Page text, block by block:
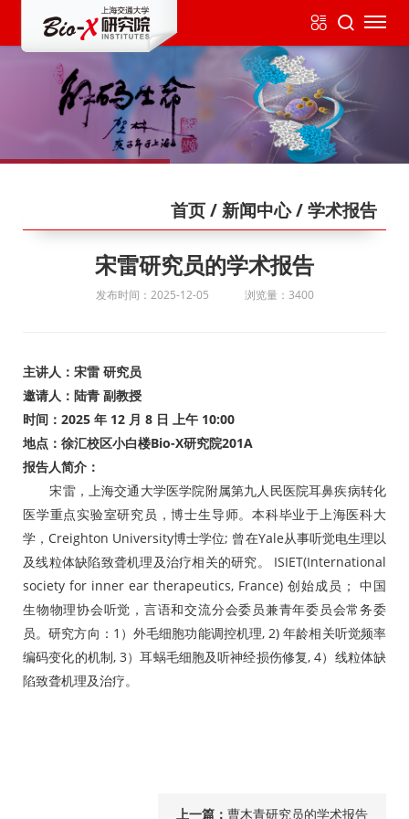
首页/ 新闻中心/ 学术报告
宋雷研究员的学术报告
发布时间：2025-12-05 浏览量：3400
主讲人：宋雷 研究员
邀请人：陆青 副教授
时间：2025 年 12 月 8 日 上午 10:00
地点：徐汇校区小白楼Bio-X研究院201A
报告人简介 ：
宋雷，上海交通大学医学院附属第九人民医院耳鼻疾病转化
医学重点实验室研究员，博士生导师。本科毕业于上海医科大
学，Creighton University博士学位; 曾在Yale从事听觉电生理以
及线粒体缺陷致聋机理及治疗相关的研究。 ISIET(International
society for inner ear therapeutics, France) 创始成员； 中国
生物物理协会听觉，言语和交流分会委员兼青年委员会常务委
员。研究方向：1）外毛细胞功能调控机理, 2) 年龄相关听觉频率
编码变化的机制, 3）耳蜗毛细胞及听神经损伤修复, 4）线粒体缺
陷致聋机理及治疗。
上一篇： 曹木青研究员的学术报告